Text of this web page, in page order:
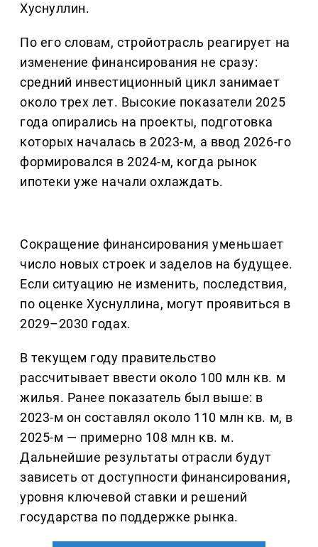
Хуснуллин.
По его словам, стройотрасль реагирует на
изменение финансирования не сразу:
средний инвестиционный цикл занимает
около трех лет. Высокие показатели 2025
года опирались на проекты, подготовка
которых началась в 2023-м, а ввод 2026-го
формировался в 2024-м, когда рынок
ипотеки уже начали охлаждать.
Сокращение финансирования уменьшает
число новых строек и заделов на будущее.
Если ситуацию не изменить, последствия,
по оценке Хуснуллина, могут проявиться в
2029–2030 годах.
В текущем году правительство
рассчитывает ввести около 100 млн кв. м
жилья. Ранее показатель был выше: в
2023-м он составлял около 110 млн кв. м, в
2025-м — примерно 108 млн кв. м.
Дальнейшие результаты отрасли будут
зависеть от доступности финансирования,
уровня ключевой ставки и решений
государства по поддержке рынка.